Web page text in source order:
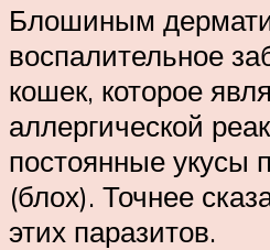
Блошиным
воспалительное
кошек, которое
аллергической
постоянные укусы
(блох). Точнее
этих паразитов.